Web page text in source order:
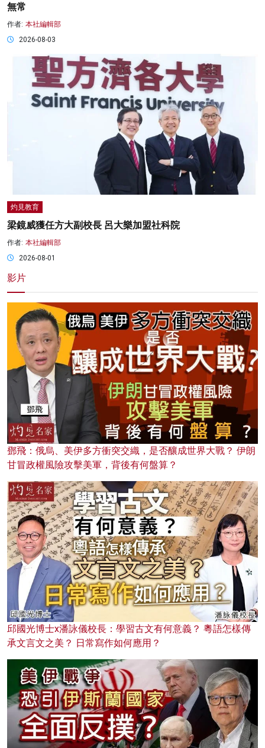
無常
作者: 本社編輯部
2026-08-03
灼見教育
梁鏡威獲任方大副校長 呂大樂加盟社科院
作者: 本社編輯部
2026-08-01
影片
鄧飛：俄烏、美伊多方衝突交織，是否釀成世界大戰？ 伊朗
甘冒政權風險攻擊美軍，背後有何盤算？
邱國光博士x潘詠儀校長：學習古文有何意義？ 粵語怎樣傳
承文言文之美？ 日常寫作如何應用？